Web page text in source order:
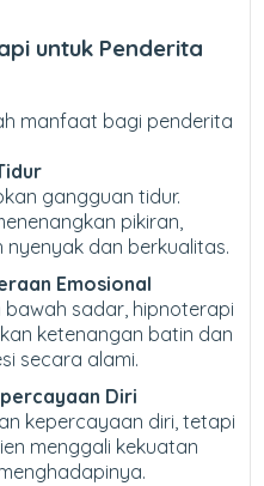
untuk Penderita
manfaat bagi penderita
gangguan tidur.
pikiran,
nyenyak dan berkualitas.
Emosional
sadar, hipnoterapi
ketenangan batin dan
secara alami.
Diri
kepercayaan diri, tetapi
menggali kekuatan